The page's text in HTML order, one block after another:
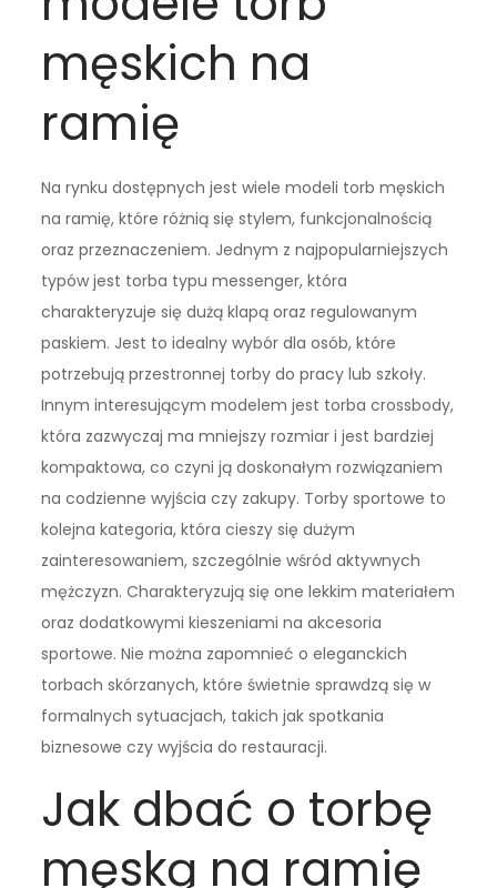
męskich na
ramię
Na rynku dostępnych jest wiele modeli torb męskich
na ramię, które różnią się stylem, funkcjonalnością
oraz przeznaczeniem. Jednym z najpopularniejszych
typów jest torba typu messenger, która
charakteryzuje się dużą klapą oraz regulowanym
paskiem. Jest to idealny wybór dla osób, które
potrzebują przestronnej torby do pracy lub szkoły.
Innym interesującym modelem jest torba crossbody,
która zazwyczaj ma mniejszy rozmiar i jest bardziej
kompaktowa, co czyni ją doskonałym rozwiązaniem
na codzienne wyjścia czy zakupy. Torby sportowe to
kolejna kategoria, która cieszy się dużym
zainteresowaniem, szczególnie wśród aktywnych
mężczyzn. Charakteryzują się one lekkim materiałem
oraz dodatkowymi kieszeniami na akcesoria
sportowe. Nie można zapomnieć o eleganckich
torbach skórzanych, które świetnie sprawdzą się w
formalnych sytuacjach, takich jak spotkania
biznesowe czy wyjścia do restauracji.
Jak dbać o torbę
męską na ramię